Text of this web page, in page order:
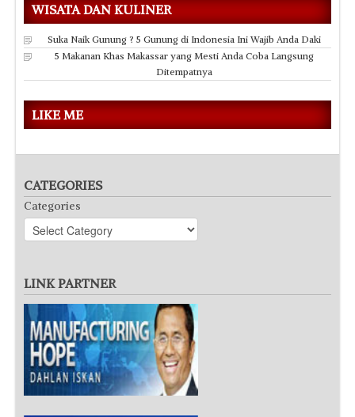
WISATA DAN KULINER
Suka Naik Gunung ? 5 Gunung di Indonesia Ini Wajib Anda Daki
5 Makanan Khas Makassar yang Mesti Anda Coba Langsung
Ditempatnya
LIKE ME
CATEGORIES
Categories
LINK PARTNER